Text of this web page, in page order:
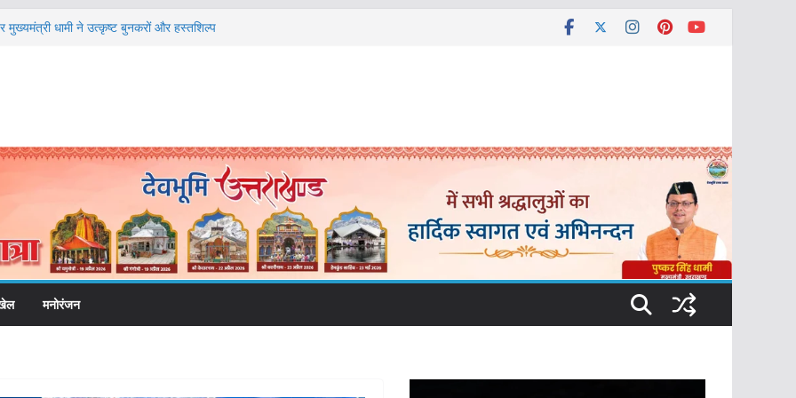
मुख्यमंत्री धामी ने उत्कृष्ट बुनकरों और हस्तशिल्प
और निर्माण पर बड़ा एक्शन, दो स्थानों पर ध्वस्तीकरण,
मनोरंजन